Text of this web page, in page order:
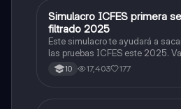
ICFES: Matemáticas
Simulacro ICFES primera
filtrado 2025
Este simulacro te ayudará a
las pruebas ICFES este 2025.
500/500. Y poder ser admitido
quieras, estudiar la carrera que
10 17,403 177